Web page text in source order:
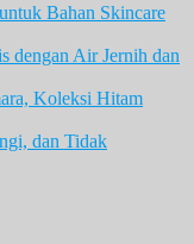
Bahan Skincare
dengan Air Jernih dan
Koleksi Hitam
dan Tidak